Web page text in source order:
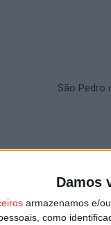
Damos
armazenamos e/
como
São Pedro